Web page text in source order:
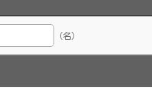
（名）